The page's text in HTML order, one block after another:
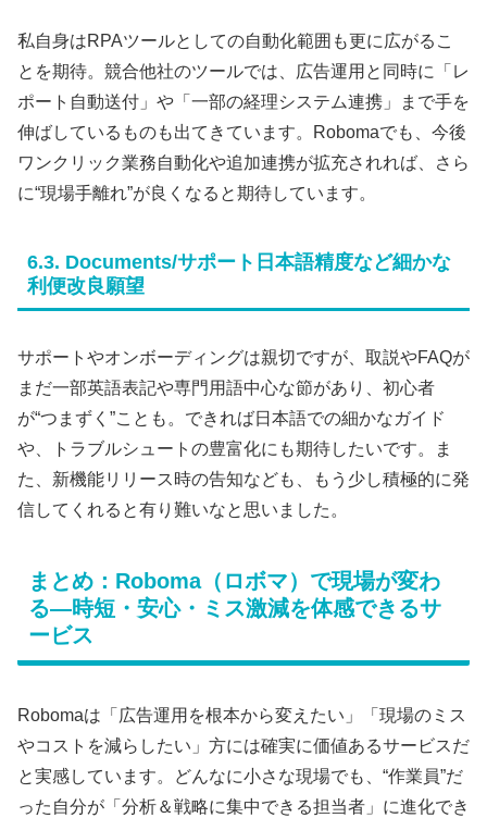
私自身はRPAツールとしての自動化範囲も更に広がるこ
とを期待。競合他社のツールでは、広告運用と同時に「レ
ポート自動送付」や「一部の経理システム連携」まで手を
伸ばしているものも出てきています。Robomaでも、今後
ワンクリック業務自動化や追加連携が拡充されれば、さら
に“現場手離れ”が良くなると期待しています。
6.3. Documents/サポート日本語精度など細かな
利便改良願望
サポートやオンボーディングは親切ですが、取説やFAQが
まだ一部英語表記や専門用語中心な節があり、初心者
が“つまずく”ことも。できれば日本語での細かなガイド
や、トラブルシュートの豊富化にも期待したいです。ま
た、新機能リリース時の告知なども、もう少し積極的に発
信してくれると有り難いなと思いました。
まとめ：Roboma（ロボマ）で現場が変わ
る―時短・安心・ミス激減を体感できるサ
ービス
Robomaは「広告運用を根本から変えたい」「現場のミス
やコストを減らしたい」方には確実に価値あるサービスだ
と実感しています。どんなに小さな現場でも、“作業員”だ
った自分が「分析＆戦略に集中できる担当者」に進化でき